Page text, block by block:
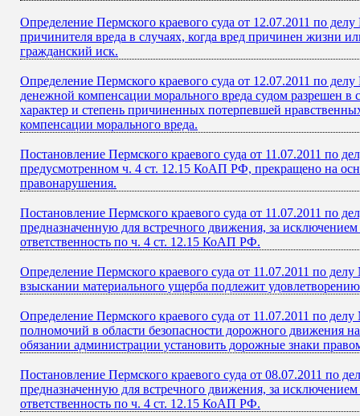
Определение Пермского краевого суда от 12.07.2011 по
причинителя вреда в случаях, когда вред причинен жизни
гражданский иск.
Определение Пермского краевого суда от 12.07.2011 по
денежной компенсации морального вреда судом разрешен в
характер и степень причиненных потерпевшей
компенсации морального вреда.
Постановление Пермского краевого суда от 11.07.2011 по
предусмотренном ч. 4 ст. 12.15 КоАП РФ, прекращено на
правонарушения.
Постановление Пермского краевого суда от 11.07.2011 по
предназначенную для встречного движения, за
ответственность по ч. 4 ст. 12.15 КоАП РФ.
Определение Пермского краевого суда от 11.07.2011 по
взыскании материального ущерба подлежит
Определение Пермского краевого суда от 11.07.2011 по
полномочий в области безопасности дорожного движения
обязании администрации установить дорожные знаки
Постановление Пермского краевого суда от 08.07.2011 по
предназначенную для встречного движения, за
ответственность по ч. 4 ст. 12.15 КоАП РФ.